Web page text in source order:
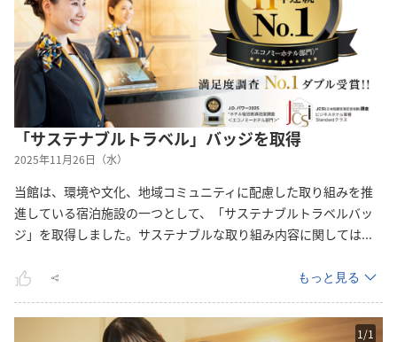
「サステナブルトラベル」バッジを取得
2025年11月26日（水）
当館は、環境や文化、地域コミュニティに配慮した取り組みを推
進している宿泊施設の一つとして、「サステナブルトラベルバッ
ジ」を取得しました。サステナブルな取り組み内容に関しては...
もっと見る
1/1